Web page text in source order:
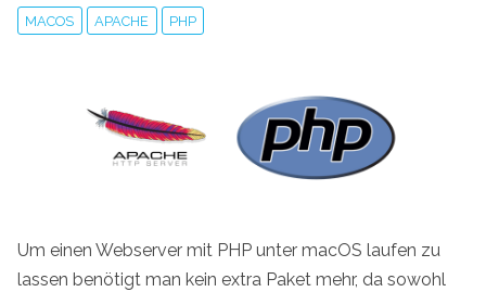
MACOS APACHE PHP
Um einen Webserver mit PHP unter macOS laufen zu
lassen benötigt man kein extra Paket mehr, da sowohl